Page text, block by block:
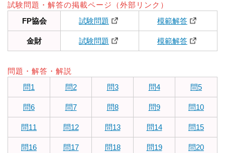
試験問題・解答の掲載ページ（外部リンク）
FP協会
試験問題 模範解答
金財 試験問題 模範解答
問題・解答・解説
問1
問2 問3 問4 問5
問6 問7 問8 問9 問10
問11 問12 問13 問14 問15
問16 問17 問18 問19 問20